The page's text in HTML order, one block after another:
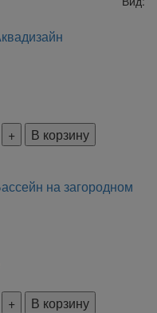
В корзину
В корзину